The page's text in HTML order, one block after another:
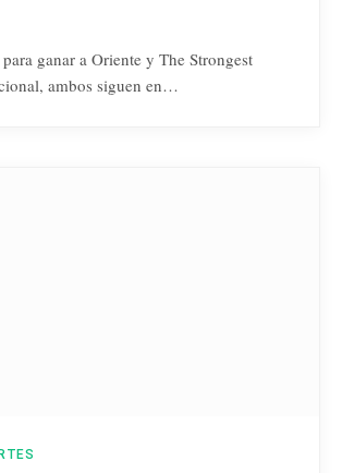
ganar a Oriente y The Strongest
ambos siguen en…